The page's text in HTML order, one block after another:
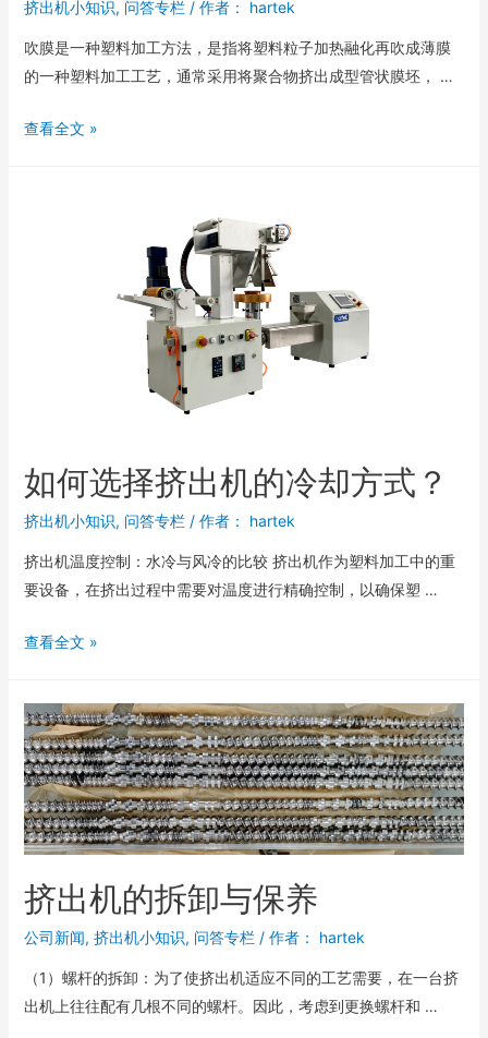
挤出机小知识, 问答专栏/ 作者： hartek
吹膜是一种塑料加工方法，是指将塑料粒子加热融化再吹成薄膜
的一种塑料加工工艺，通常采用将聚合物挤出成型管状膜坯， …
查看全文 »
如何选择挤出机的冷却方式？
挤出机小知识, 问答专栏/ 作者： hartek
挤出机温度控制：水冷与风冷的比较 挤出机作为塑料加工中的重
要设备，在挤出过程中需要对温度进行精确控制，以确保塑 …
查看全文 »
挤出机的拆卸与保养
公司新闻, 挤出机小知识, 问答专栏/ 作者： hartek
（1）螺杆的拆卸：为了使挤出机适应不同的工艺需要，在一台挤
出机上往往配有几根不同的螺杆。因此，考虑到更换螺杆和 …